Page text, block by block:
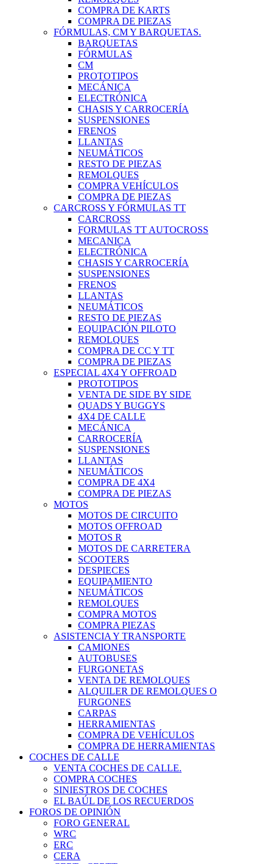
COMPRA DE KARTS
COMPRA DE PIEZAS
FÓRMULAS, CM Y BARQUETAS.
BARQUETAS
FÓRMULAS
CM
PROTOTIPOS
MECÁNICA
ELECTRÓNICA
CHASIS Y CARROCERÍA
SUSPENSIONES
FRENOS
LLANTAS
NEUMÁTICOS
RESTO DE PIEZAS
REMOLQUES
COMPRA VEHÍCULOS
COMPRA DE PIEZAS
CARCROSS Y FÓRMULAS TT
CARCROSS
FORMULAS TT AUTOCROSS
MECANICA
ELECTRÓNICA
CHASIS Y CARROCERÍA
SUSPENSIONES
FRENOS
LLANTAS
NEUMÁTICOS
RESTO DE PIEZAS
EQUIPACIÓN PILOTO
REMOLQUES
COMPRA DE CC Y TT
COMPRA DE PIEZAS
ESPECIAL 4X4 Y OFFROAD
PROTOTIPOS
VENTA DE SIDE BY SIDE
QUADS Y BUGGYS
4X4 DE CALLE
MECÁNICA
CARROCERÍA
SUSPENSIONES
LLANTAS
NEUMÁTICOS
COMPRA DE 4X4
COMPRA DE PIEZAS
MOTOS
MOTOS DE CIRCUITO
MOTOS OFFROAD
MOTOS R
MOTOS DE CARRETERA
SCOOTERS
DESPIECES
EQUIPAMIENTO
NEUMÁTICOS
REMOLQUES
COMPRA MOTOS
COMPRA PIEZAS
ASISTENCIA Y TRANSPORTE
CAMIONES
AUTOBUSES
FURGONETAS
VENTA DE REMOLQUES
ALQUILER DE REMOLQUES O
FURGONES
CARPAS
HERRAMIENTAS
COMPRA DE VEHÍCULOS
COMPRA DE HERRAMIENTAS
COCHES DE CALLE
VENTA COCHES DE CALLE.
COMPRA COCHES
SINIESTROS DE COCHES
EL BAÚL DE LOS RECUERDOS
FOROS DE OPINIÓN
FORO GENERAL
WRC
ERC
CERA